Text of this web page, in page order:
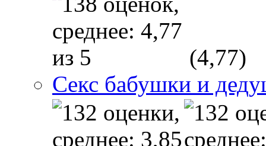
(4,77)
Секс бабушки и